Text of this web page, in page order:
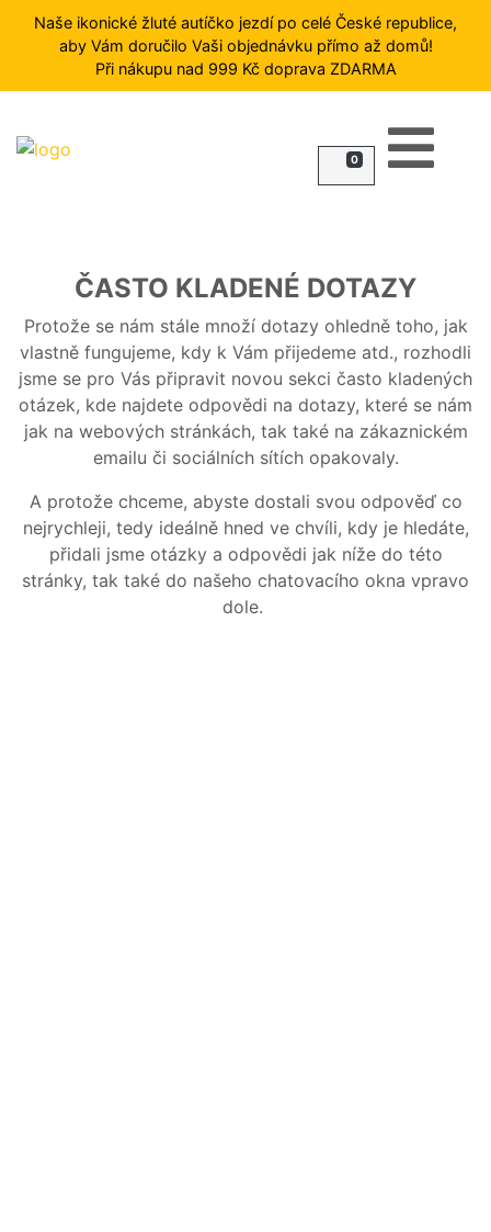
Naše ikonické žluté autíčko jezdí po celé České republice,
aby Vám doručilo Vaši objednávku přímo až domů!
Při nákupu nad 999 Kč doprava ZDARMA
FROST
OVOCE
MASO
PŘÍLOHY
HOTOVÁ
JÍDLA
DEZERTY
A
PEČIVO
OSTATNÍ
AKČNÍ
0
ČASTO KLADENÉ DOTAZY
Protože se nám stále množí dotazy ohledně toho, jak
vlastně fungujeme, kdy k Vám přijedeme atd., rozhodli
jsme se pro Vás připravit novou sekci často kladených
otázek, kde najdete odpovědi na dotazy, které se nám
jak na webových stránkách, tak také na zákaznickém
emailu či sociálních sítích opakovaly.
A protože chceme, abyste dostali svou odpověď co
nejrychleji, tedy ideálně hned ve chvíli, kdy je hledáte,
přidali jsme otázky a odpovědi jak níže do této
stránky, tak také do našeho chatovacího okna vpravo
dole.